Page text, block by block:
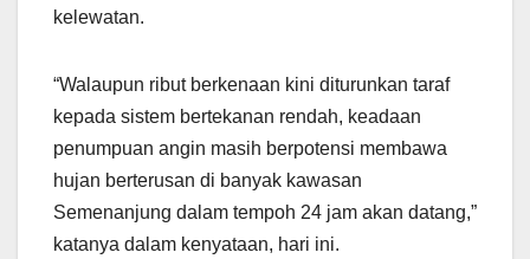
kelewatan.
“Walaupun ribut berkenaan kini diturunkan taraf
kepada sistem bertekanan rendah, keadaan
penumpuan angin masih berpotensi membawa
hujan berterusan di banyak kawasan
Semenanjung dalam tempoh 24 jam akan datang,”
katanya dalam kenyataan, hari ini.